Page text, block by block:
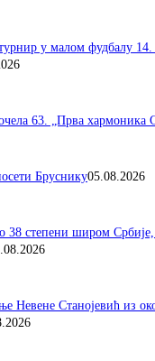
у малом фудбалу 14.
63. „Прва хармоника
Бруснику05.08.2026
38 степени широм
Невене Станојевић из